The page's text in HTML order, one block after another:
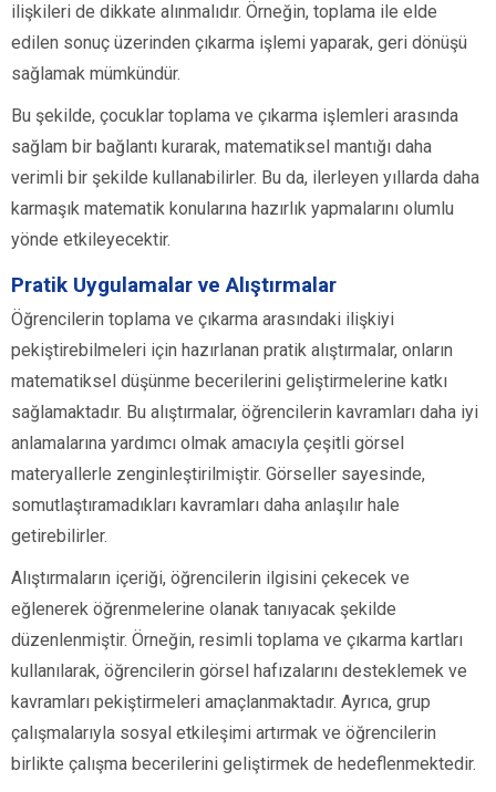
ilişkileri de dikkate alınmalıdır. Örneğin, toplama ile elde
edilen sonuç üzerinden çıkarma işlemi yaparak, geri dönüşü
sağlamak mümkündür.
Bu şekilde, çocuklar toplama ve çıkarma işlemleri arasında
sağlam bir bağlantı kurarak, matematiksel mantığı daha
verimli bir şekilde kullanabilirler. Bu da, ilerleyen yıllarda daha
karmaşık matematik konularına hazırlık yapmalarını olumlu
yönde etkileyecektir.
Pratik Uygulamalar ve Alıştırmalar
Öğrencilerin toplama ve çıkarma arasındaki ilişkiyi
pekiştirebilmeleri için hazırlanan pratik alıştırmalar, onların
matematiksel düşünme becerilerini geliştirmelerine katkı
sağlamaktadır. Bu alıştırmalar, öğrencilerin kavramları daha iyi
anlamalarına yardımcı olmak amacıyla çeşitli görsel
materyallerle zenginleştirilmiştir. Görseller sayesinde,
somutlaştıramadıkları kavramları daha anlaşılır hale
getirebilirler.
Alıştırmaların içeriği, öğrencilerin ilgisini çekecek ve
eğlenerek öğrenmelerine olanak tanıyacak şekilde
düzenlenmiştir. Örneğin, resimli toplama ve çıkarma kartları
kullanılarak, öğrencilerin görsel hafızalarını desteklemek ve
kavramları pekiştirmeleri amaçlanmaktadır. Ayrıca, grup
çalışmalarıyla sosyal etkileşimi artırmak ve öğrencilerin
birlikte çalışma becerilerini geliştirmek de hedeflenmektedir.